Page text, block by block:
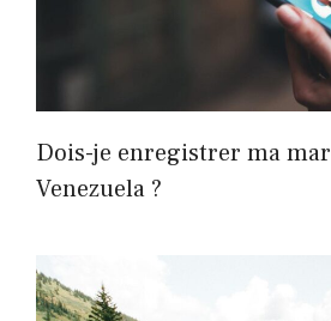
Dois-je enregistrer ma
Venezuela ?